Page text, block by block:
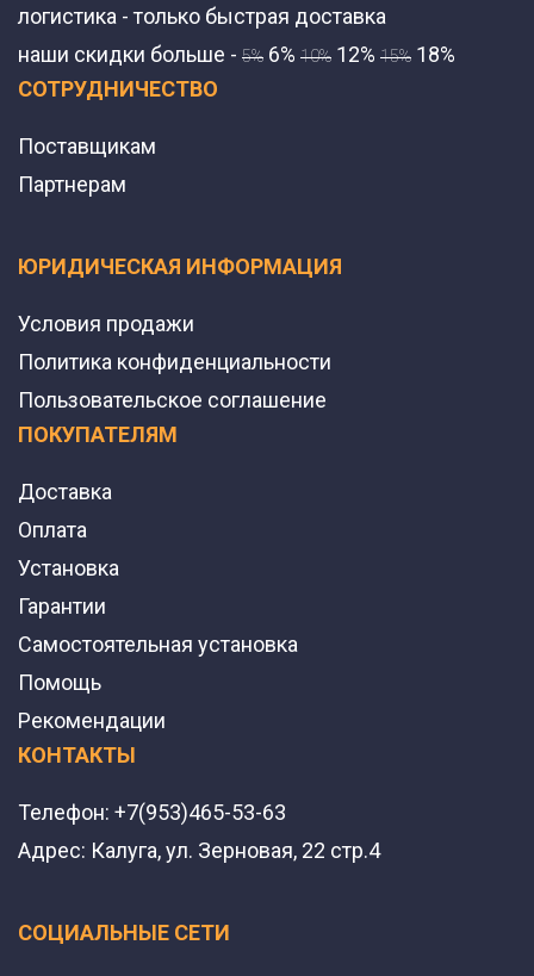
логистика - только быстрая доставка
наши скидки больше - 5% 6% 10% 12% 15% 18%
СОТРУДНИЧЕСТВО
Поставщикам
Партнерам
ЮРИДИЧЕСКАЯ ИНФОРМАЦИЯ
Условия продажи
Политика конфиденциальности
Пользовательское соглашение
ПОКУПАТЕЛЯМ
Доставка
Оплата
Установка
Гарантии
Самостоятельная установка
Помощь
Рекомендации
КОНТАКТЫ
Телефон: +7(953)465-53-63
Адрес: Калуга, ул. Зерновая, 22 стр.4
СОЦИАЛЬНЫЕ СЕТИ